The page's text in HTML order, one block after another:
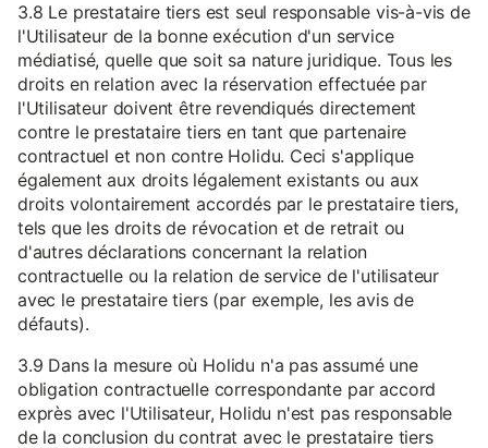
3.8 Le prestataire tiers est seul responsable vis-à-vis de
l'Utilisateur de la bonne exécution d'un service
médiatisé, quelle que soit sa nature juridique. Tous les
droits en relation avec la réservation effectuée par
l'Utilisateur doivent être revendiqués directement
contre le prestataire tiers en tant que partenaire
contractuel et non contre Holidu. Ceci s'applique
également aux droits légalement existants ou aux
droits volontairement accordés par le prestataire tiers,
tels que les droits de révocation et de retrait ou
d'autres déclarations concernant la relation
contractuelle ou la relation de service de l'utilisateur
avec le prestataire tiers (par exemple, les avis de
défauts).
3.9 Dans la mesure où Holidu n'a pas assumé une
obligation contractuelle correspondante par accord
exprès avec l'Utilisateur, Holidu n'est pas responsable
de la conclusion du contrat avec le prestataire tiers